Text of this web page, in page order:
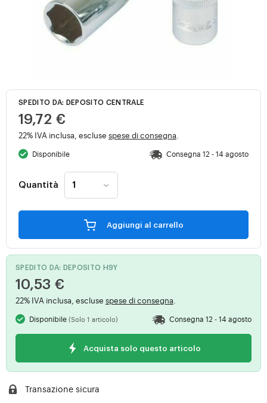
SPEDITO DA: DEPOSITO CENTRALE
19,72 €
22% IVA inclusa, escluse spese di consegna
Disponibile Consegna 12 - 14 agosto
Quantità
Aggiungi al carrello
SPEDITO DA: DEPOSITO H9Y
10,53 €
22% IVA inclusa, escluse spese di consegna
Disponibile(Solo 1 articolo) Consegna 12 - 14 agosto
Acquista solo questo articolo
Transazione sicura